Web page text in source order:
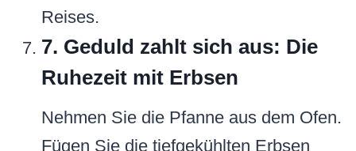
Reises.
7. Geduld zahlt sich aus: Die
Ruhezeit mit Erbsen
Nehmen Sie die Pfanne aus dem Ofen.
Fügen Sie die tiefgekühlten Erbsen